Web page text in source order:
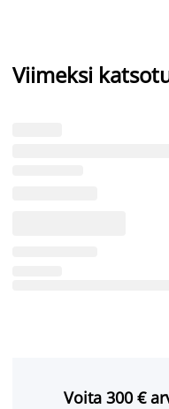
Viimeksi
Voita 300 €